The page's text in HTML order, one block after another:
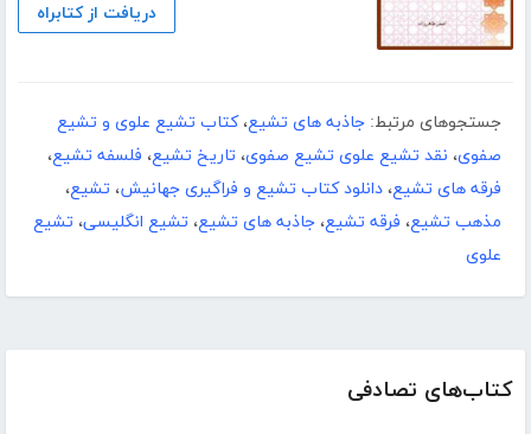
کتاب‌های تصادفی
دریافت از کتابراه
جستجوهای مرتبط: جاذبه های تشیع،کتاب تشیع علوی و تشیع
صفوی، نقد تشیع علوی تشیع صفوی، تاریخ تشیع، فلسفه تشیع،
فرقه های تشیع، دانلود کتاب تشیع و فراگیری جهانیش، تشیع،
مذهب تشیع، فرقه تشیع، جاذبه های تشیع، تشیع انگلیسی، تشیع
علوی